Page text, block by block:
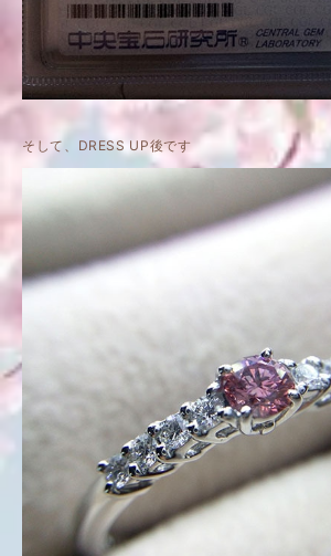
そして、DRESS UP後です